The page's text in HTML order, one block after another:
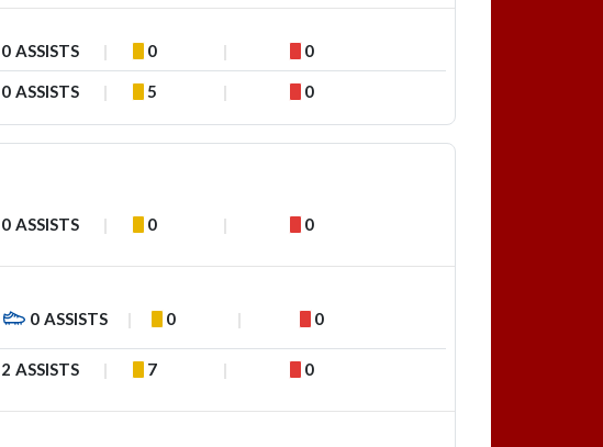
0 ASSISTS 0 0
0 ASSISTS 5 0
0 ASSISTS 0 0
0 ASSISTS 0 0
2 ASSISTS 7 0